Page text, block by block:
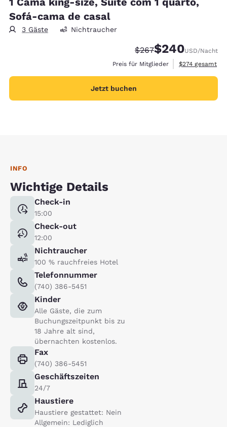
Sofá-cama de casal
3 Gäste Nichtraucher
Durchgestrichener
$267Vergünstigter
$240USD/Nacht
Preis für Mitglieder
Geschätzte
$274 gesamt
Jetzt buchen
INFO
Wichtige Details
Check-in
15:00
Check-out
12:00
Nichtraucher
100 % rauchfreies Hotel
Telefonnummer
(740) 386-5451
Kinder
Alle Gäste, die zum
Buchungszeitpunkt bis zu
18 Jahre alt sind,
übernachten kostenlos.
Fax
(740) 386-5451
Geschäftszeiten
24/7
Haustiere
Haustiere gestattet: Nein
Allgemein: Lediglich